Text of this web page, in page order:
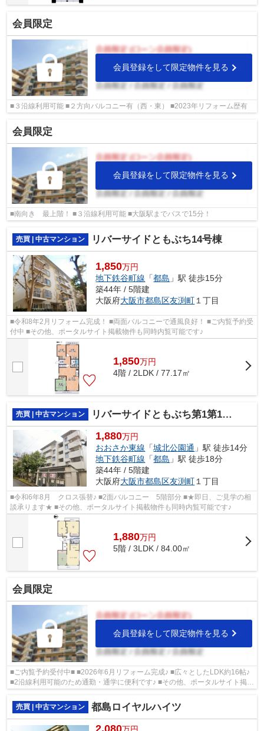
会員限定
会員登録をして限定物件を見る
■３沿線利用可能 ■２方向バルコニー有（西・東） ■2023年リフォーム歴有
会員限定
会員登録をして限定物件を見る
■南向き 最上階！ ■３沿線利用可能 ■大阪駅までバスで15分！
売買 | 中古マンション リバーサイドともぶち14号棟
1,850万円
地下鉄谷町線 「都島 」駅 徒歩15分
築44年 / 5階建
大阪府大阪市都島区友渕町 １丁目
■令和8年2月リフォーム完成！ ■両面バルコニーで通風良好！ ■ご内覧予約受
付中 ■その他、ポータルサイト掲載物件も同時内覧可能です♪
1,850万円
4階 / 2LDK / 77.17㎡
売買 | 中古マンション リバーサイドともぶち第1第17号棟
1,880万円
おおさか東線 「城北公園通 」駅 徒歩14分
地下鉄谷町線 「都島 」駅 徒歩18分
築44年 / 5階建
大阪府大阪市都島区友渕町 １丁目
■令和6年8月 クロス張替♪ ■2面バルコニー 5階部分 ■★即日、ご見学の相
談承ります★ ■その他、ポータルサイト掲載物件も同時内覧可能です♪
1,880万円
5階 / 3LDK / 84.00㎡
会員限定
会員登録をして限定物件を見る
■ご内覧予約受付中■ ■2026年6月リフォーム完成♪ ■広々としたLDK約16帖♪
■2沿線利用可能のため通勤・通学に便利です♪ ■その他、ポータルサイト掲載
物件も同時内覧可能です♪
売買 | 中古マンション
都島ロイヤルハイツ